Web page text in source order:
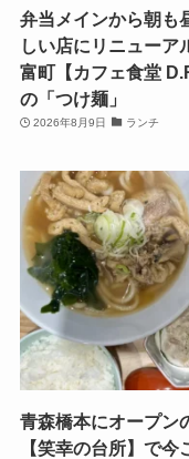
弁当メインから朝も
しい店にリニューア
富町【カフェ食堂
の「つけ麺」
2026年8月9日 ランチ
青森橋本にオープン
【笑幸の台所】で今